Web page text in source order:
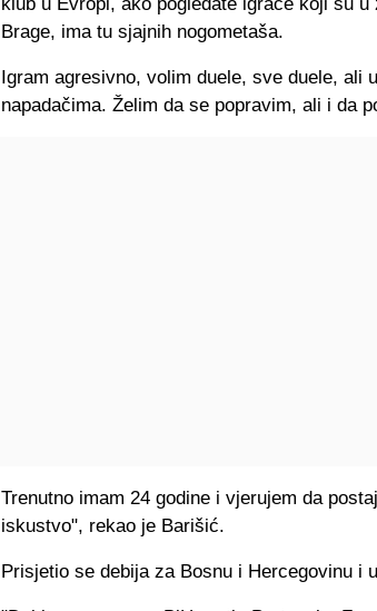
Brage, ima tu sjajnih nogometaša.
Igram agresivno, volim duele, sve duele, ali
napadačima. Želim da se popravim, ali i da
Trenutno imam 24 godine i vjerujem da
iskustvo", rekao je Barišić.
Prisjetio se debija za Bosnu i Hercegovinu i